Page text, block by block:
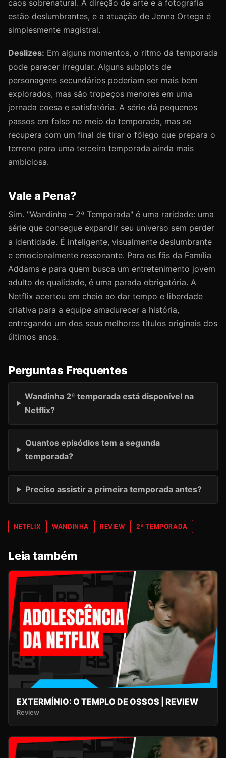
caos sobrenatural. A direção de arte e a fotografia
estão deslumbrantes, e a atuação de Jenna Ortega é
simplesmente magistral.
Deslizes: Em alguns momentos, o ritmo da temporada
pode parecer irregular. Alguns subplots de
personagens secundários poderiam ser mais bem
explorados, mas são tropeços menores em uma
jornada coesa e satisfatória. A série dá pequenos
passos em falso no meio da temporada, mas se
recupera com um final de tirar o fôlego que prepara o
terreno para uma terceira temporada ainda mais
ambiciosa.
Vale a Pena?
Sim. "Wandinha – 2ª Temporada" é uma raridade: uma
série que consegue expandir seu universo sem perder
a identidade. É inteligente, visualmente deslumbrante
e emocionalmente ressonante. Para os fãs da Família
Addams e para quem busca um entretenimento jovem
adulto de qualidade, é uma parada obrigatória. A
Netflix acertou em cheio ao dar tempo e liberdade
criativa para a equipe amadurecer a história,
entregando um dos seus melhores títulos originais dos
últimos anos.
Perguntas Frequentes
Wandinha 2ª temporada está disponível na
Netflix?
Quantos episódios tem a segunda
temporada?
Preciso assistir a primeira temporada antes?
NETFLIX WANDINHA REVIEW 2ª TEMPORADA
Leia também
EXTERMÍNIO: O TEMPLO DE OSSOS | REVIEW
Review